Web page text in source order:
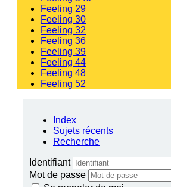
Feeling 29
Feeling 30
Feeling 32
Feeling 36
Feeling 39
Feeling 44
Feeling 48
Feeling 52
Index
Sujets récents
Recherche
Identifiant
Mot de passe